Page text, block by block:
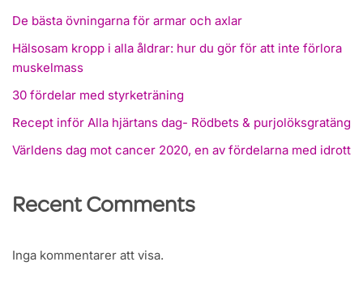
De bästa övningarna för armar och axlar
Hälsosam kropp i alla åldrar: hur du gör för att inte förlora
muskelmass
30 fördelar med styrketräning
Recept inför Alla hjärtans dag- Rödbets & purjolöksgratäng
Världens dag mot cancer 2020, en av fördelarna med idrott
Recent Comments
Inga kommentarer att visa.